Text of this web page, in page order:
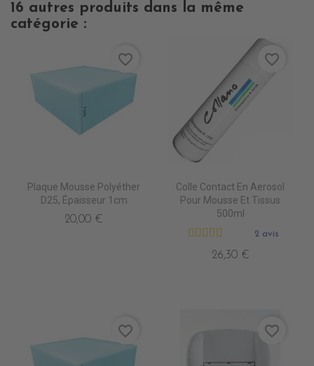
16 autres produits dans la même
catégorie :
Plaque Mousse Polyéther
D25, Épaisseur 1cm
20,00 €
favorite_border
Colle Contact En Aerosol
Pour Mousse Et Tissus
500ml
2 avis
26,30 €
favorite_border
favorite_border favorite_border